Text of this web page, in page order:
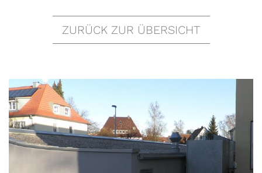
ZURÜCK ZUR ÜBERSICHT